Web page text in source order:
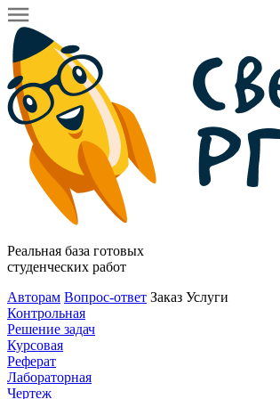
Реальная база готовых
студенческих работ
Авторам Вопрос-ответ Заказ Услуги
Контрольная
Решение задач
Курсовая
Реферат
Лабораторная
Чертеж